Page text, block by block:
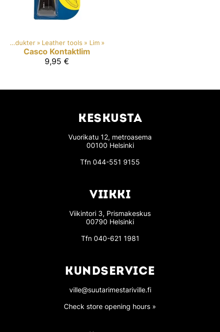
Produkter ‪» Leather tools ‪» Lim ‪»
Casco Kontaktlim
9,95 €
KESKUSTA
Vuorikatu 12, metroasema
00100 Helsinki
Tfn 044-551 9155
VIIKKI
Viikintori 3, Prismakeskus
00790 Helsinki
Tfn 040-621 1981
KUNDSERVICE
ville@suutarimestariville.fi
Check store opening hours »